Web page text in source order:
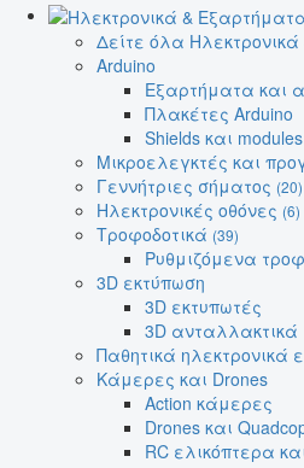
Δείτε όλα
Arduino
Εξαρτήματα και
Πλακέτες Arduino
Shields και
Μικροελεγκτές και
Γεννήτριες σήματος (20)
Ηλεκτρονικές οθόνες (6)
Τροφοδοτικά (39)
Ρυθμιζόμενα
3D εκτύπωση
3D εκτυπωτές
3D ανταλλακτικά
Παθητικά ηλεκτρονικά
Κάμερες και Drones
Action κάμερες
Drones και
RC ελικόπτερα